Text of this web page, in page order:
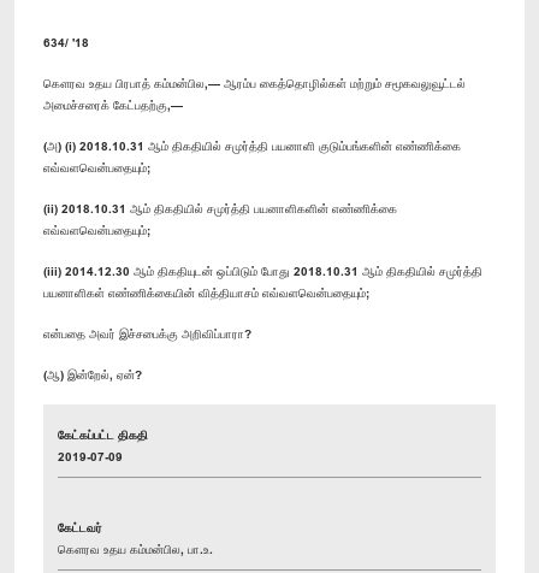
634/ '18
கௌரவ உதய பிரபாத் கம்மன்பில,— ஆரம்ப கைத்தொழில்கள் மற்றும் சமூகவலுவூட்டல்
அமைச்சரைக் கேட்பதற்கு,—
(அ) (i) 2018.10.31 ஆம் திகதியில் சமுர்த்தி பயனாளி குடும்பங்களின் எண்ணிக்கை
எவ்வளவென்பதையும்;
(ii) 2018.10.31 ஆம் திகதியில் சமுர்த்தி பயனாளிகளின் எண்ணிக்கை
எவ்வளவென்பதையும்;
(iii) 2014.12.30 ஆம் திகதியுடன் ஒப்பிடும் போது 2018.10.31 ஆம் திகதியில் சமுர்த்தி
பயனாளிகள் எண்ணிக்கையின் வித்தியாசம் எவ்வளவென்பதையும்;
என்பதை அவர் இச்சபைக்கு அறிவிப்பாரா?
(ஆ) இன்றேல், ஏன்?
கேட்கப்பட்ட திகதி
2019-07-09
கேட்டவர்
கௌரவ உதய கம்மன்பில, பா.உ.